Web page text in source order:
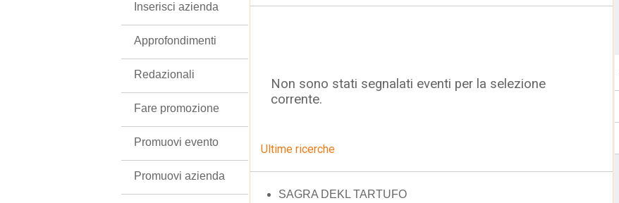
Non sono stati segnalati eventi per la selezione
corrente.
Ultime ricerche
SAGRA DEKL TARTUFO
Inserisci azienda
Approfondimenti
Redazionali
Fare promozione
Promuovi evento
Promuovi azienda